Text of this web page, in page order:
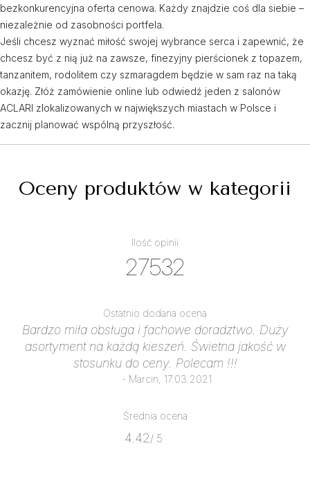
bezkonkurencyjna oferta cenowa. Każdy znajdzie coś dla siebie –
niezależnie od zasobności portfela.
Jeśli chcesz wyznać miłość swojej wybrance serca i zapewnić, że
chcesz być z nią już na zawsze, finezyjny pierścionek z topazem,
tanzanitem, rodolitem czy szmaragdem będzie w sam raz na taką
okazję. Złóż zamówienie online lub odwiedź jeden z salonów
ACLARI zlokalizowanych w największych miastach w Polsce i
zacznij planować wspólną przyszłość.
Oceny produktów w kategorii
Ilość opinii
27532
Ostatnio dodana ocena
Bardzo miła obsługa i fachowe doradztwo. Duży
asortyment na każdą kieszeń. Świetna jakość w
stosunku do ceny. Polecam !!!
- Marcin, 17.03.2021
Średnia ocena
4.42/ 5